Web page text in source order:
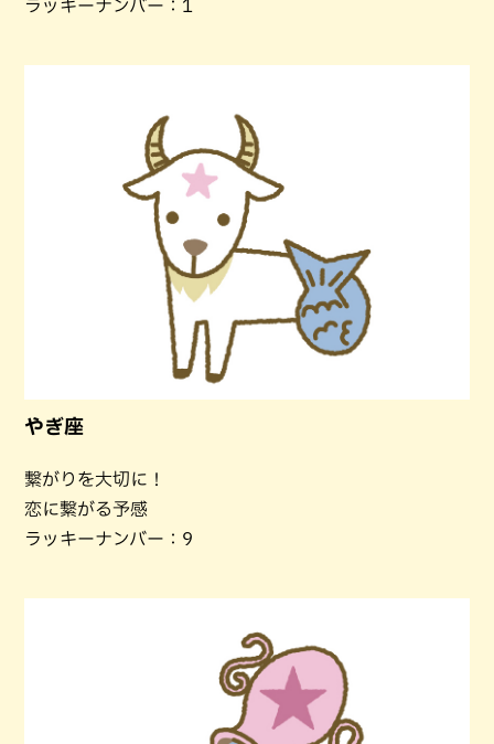
ラッキーナンバー：1
やぎ座
繋がりを大切に！
恋に繋がる予感
ラッキーナンバー：9